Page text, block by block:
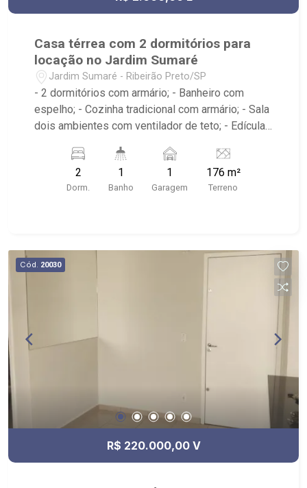
Casa térrea com 2 dormitórios para
locação no Jardim Sumaré
Jardim Sumaré - Ribeirão Preto/SP
- 2 dormitórios com armário; - Banheiro com
espelho; - Cozinha tradicional com armário; - Sala
dois ambientes com ventilador de teto; - Edícula;
cimentado; - Próximo a avenida Itatiaia, Anshin
Sushi Bar, Droga Raia, Invictus RP, Bar O
Português
2
Dorm.
1
Banho
1
Garagem
176 m²
Terreno
Cód. 20030
R$ 220.000,00 V